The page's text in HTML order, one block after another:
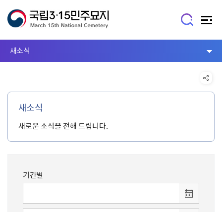
새소식
새소식
새로운 소식을 전해 드립니다.
기간별